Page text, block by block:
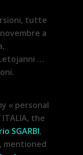
tutte
a
…
.
« personal
the
SGARBI,
mentioned